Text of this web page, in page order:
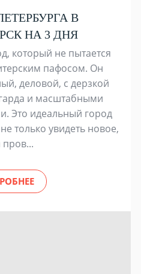
В
НА 3 ДНЯ
который не пытается
пафосом. Он
деловой, с дерзкой
и масштабными
Это идеальный город
только увидеть новое,
пров...